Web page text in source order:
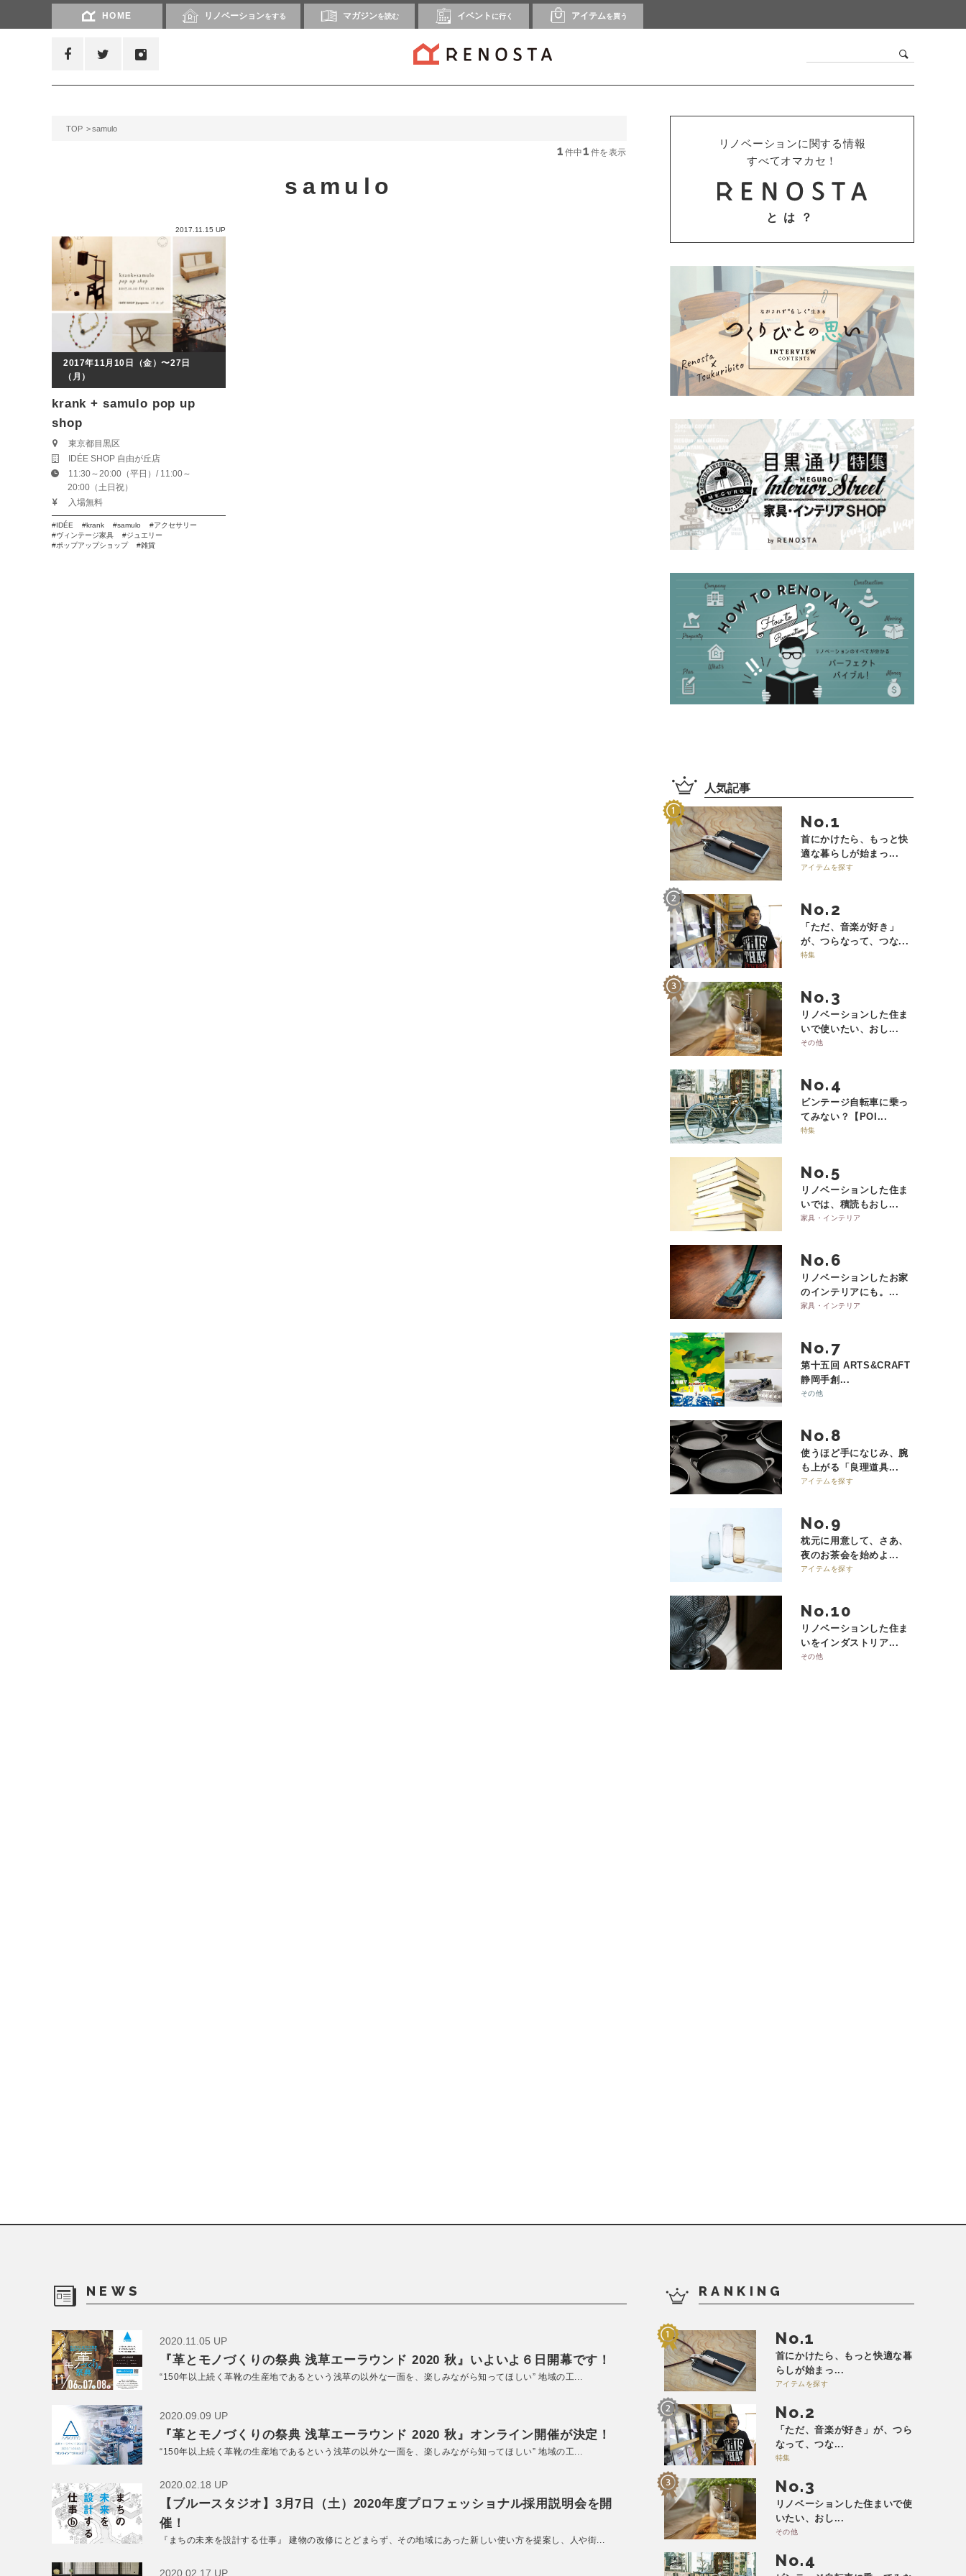
HOME リノベーションをする マガジンを読む イベント に行く アイテムを買う
TOP samulo
1 件中1 件を表示
samulo
2017.11.15 UP
2017年11月10日（金）〜27日
（月）
krank + samulo pop up
shop
東京都目黒区
IDÉE SHOP 自由が丘店
11:30～20:00（平日）/ 11:00～
20:00（土日祝）
入場無料
IDÉE krank samulo
アクセサリー
ヴィンテージ家具
ジュエリー
ポップアップショップ
雑貨
リノベーションに関する情報
すべてオマカセ！
とは？
人気記事
No.
首にかけたら、もっと快
適な暮らしが始まっ...
アイテムを探す
No.
「ただ、音楽が好き」
が、つらなって、つな...
特集
No.
リノベーションした住ま
いで使いたい、おし...
その他
No.
ビンテージ自転車に乗っ
てみない？【POI...
特集
No.
リノベーションした住ま
いでは、積読もおし...
家具・インテリア
No.
リノベーションしたお家
のインテリアにも。...
家具・インテリア
No.
第十五回 ARTS&CRAFT
静岡手創...
その他
No.
使うほど手になじみ、腕
も上がる「良理道具...
アイテムを探す
No.
枕元に用意して、さあ、
夜のお茶会を始めよ...
アイテムを探す
No.
リノベーションした住ま
いをインダストリア...
その他
NEWS
2020.11.05 UP
『革とモノづくりの祭典 浅草エーラウンド 2020 秋』いよいよ６日開幕です！
“150年以上続く革靴の生産地であるという浅草の以外な一面を、楽しみながら知ってほしい” 地域の工...
2020.09.09 UP
『革とモノづくりの祭典 浅草エーラウンド 2020 秋』オンライン開催が決定！
“150年以上続く革靴の生産地であるという浅草の以外な一面を、楽しみながら知ってほしい” 地域の工...
2020.02.18 UP
【ブルースタジオ】3月7日（土）2020年度プロフェッショナル採用説明会を開
催！
『まちの未来を設計する仕事』 建物の改修にとどまらず、その地域にあった新しい使い方を提案し、人や街...
2020.02.17 UP
RANKING
No.
首にかけたら、もっと快適な暮
らしが始まっ...
アイテムを探す
No.
「ただ、音楽が好き」が、つら
なって、つな...
特集
No.
リノベーションした住まいで使
いたい、おし...
その他
No.